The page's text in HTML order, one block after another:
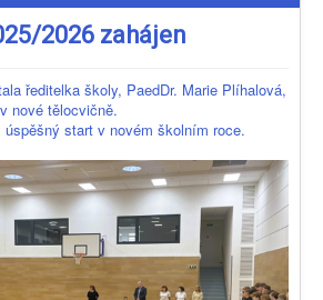
2026 zahájen
ředitelka školy, PaedDr. Marie Plíhalová,
nové tělocvičně.
start v novém školním roce.